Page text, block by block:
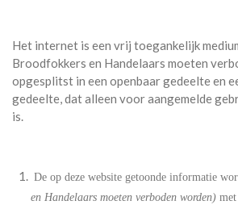
Het internet is een vrij toegankelijk
Broodfokkers en Handelaars moeten
opgesplitst in een openbaar gedeelte en
gedeelte, dat alleen voor aangemelde
is.
De op deze website getoonde informatie
en Handelaars moeten verboden worden)met